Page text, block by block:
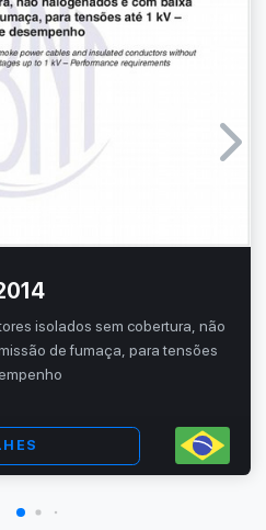
isolados sem cobertura, não
de fumaça, para tensões